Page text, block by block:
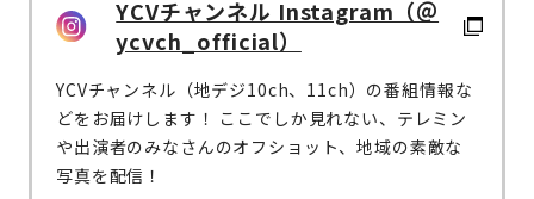
YCVチャンネル Instagram（＠
ycvch_official）
YCVチャンネル（地デジ10ch、11ch）の番組情報な
どをお届けします！ ここでしか見れない、テレミン
や出演者のみなさんのオフショット、地域の素敵な
写真を配信！